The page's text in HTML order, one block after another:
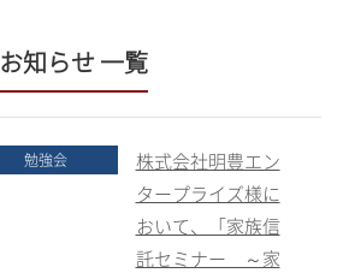
お知らせ 一覧
勉強会
株式会社明豊エン
タープライズ様に
おいて、「家族信
託セミナー ～家